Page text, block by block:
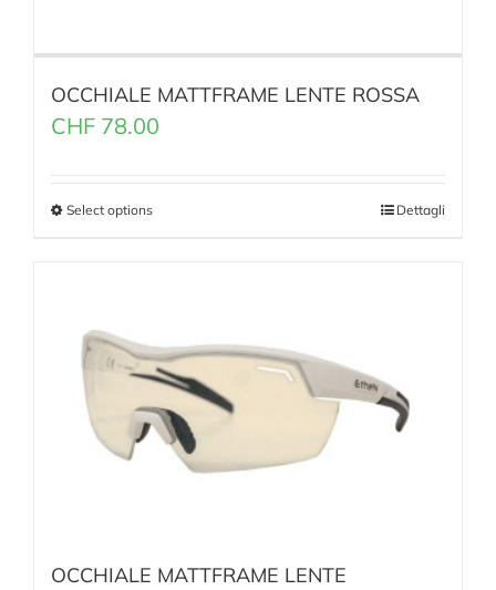
OCCHIALE MATTFRAME LENTE ROSSA
CHF 78.00
Select options Dettagli
OCCHIALE MATTFRAME LENTE